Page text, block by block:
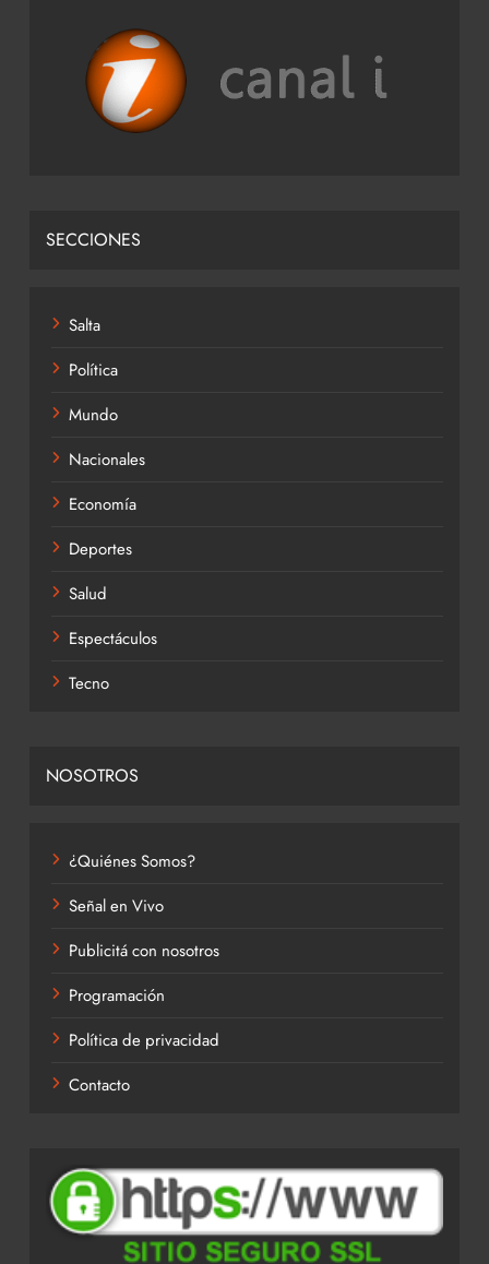
SECCIONES
Salta
Política
Mundo
Nacionales
Economía
Deportes
Salud
Espectáculos
Tecno
NOSOTROS
¿Quiénes Somos?
Señal en Vivo
Publicitá con nosotros
Programación
Política de privacidad
Contacto